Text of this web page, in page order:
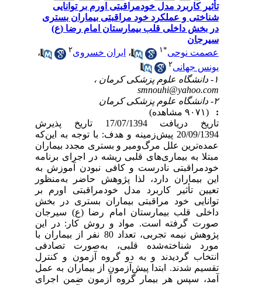
تأثیر کاربرد مدل خودمراقبتی اورم بر توانایی
شناختی و عملکرد خود مراقبتی بیماران بستری
در بخش داخلی قلب بیمارستان امام رضا (ع)
سیرجان
عصمت نوحی
۱ ،ایران خسروی۲
،
یونس جهانی
smnouhi@yahoo.com
تاریخ دریافت 17/07/1394 تاریخ پذیرش
20/09/1394 پیش‌زمینه و هدف: با توجه به این‌که
عمده‌ترین علل مرگ‌ومیر و بستری مجدد بیماران
مبتلا به بیماری‌های قلبی ریشه در اجرای برنامه
خودمراقبتی نادرست و کافی نبودن آموزش به
این بیماران دارد، لذا پژوهش حاضر به‌منظور
تعیین تأثیر کاربرد مدل خودمراقبتی اورم بر
توانایی خود مراقبتی بیماران بستری در بخش
داخلی قلب بیمارستان امام رضا (ع) سیرجان
صورت گرفته است. مواد و روش کار: در این
پژوهش نیمه تجربی، تعداد 80 نفر از بیماران با
مورد شناخته‌شده قلبی، به‌صورت تصادفی
انتخاب گردیدند و به دو گروه آزمون و کنترل
تقسیم شدند. ابتدا پیش‌آزمون از بیماران به عمل
آمد، سپس هر بیمار گروه آزمون ضمن اجرای